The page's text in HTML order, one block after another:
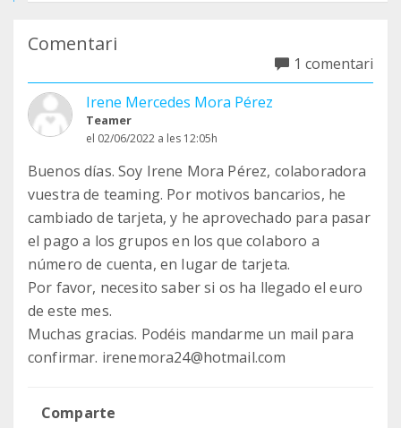
Comentari
1 comentari
Irene Mercedes Mora Pérez
Teamer
el 02/06/2022 a les 12:05h
Buenos días. Soy Irene Mora Pérez, colaboradora
vuestra de teaming. Por motivos bancarios, he
cambiado de tarjeta, y he aprovechado para pasar
el pago a los grupos en los que colaboro a
número de cuenta, en lugar de tarjeta.
Por favor, necesito saber si os ha llegado el euro
de este mes.
Muchas gracias. Podéis mandarme un mail para
confirmar. irenemora24@hotmail.com
Comparte